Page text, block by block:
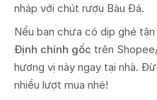
nháp với chút rượu Bàu Đá.
Nếu bạn chưa có dịp ghé
Định chính gốc trên
hương vị này ngay tại nhà.
nhiều lượt mua nhé!